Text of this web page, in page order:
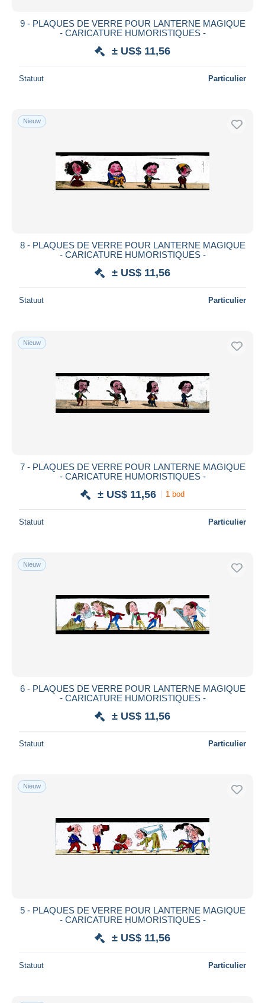
9 - PLAQUES DE VERRE POUR LANTERNE MAGIQUE
- CARICATURE HUMORISTIQUES -
± US$ 11,56
Statuut Particulier
Nieuw
8 - PLAQUES DE VERRE POUR LANTERNE MAGIQUE
- CARICATURE HUMORISTIQUES -
± US$ 11,56
Statuut Particulier
Nieuw
7 - PLAQUES DE VERRE POUR LANTERNE MAGIQUE
- CARICATURE HUMORISTIQUES -
± US$ 11,56 1 bod
Statuut Particulier
Nieuw
6 - PLAQUES DE VERRE POUR LANTERNE MAGIQUE
- CARICATURE HUMORISTIQUES -
± US$ 11,56
Statuut Particulier
Nieuw
5 - PLAQUES DE VERRE POUR LANTERNE MAGIQUE
- CARICATURE HUMORISTIQUES -
± US$ 11,56
Statuut Particulier